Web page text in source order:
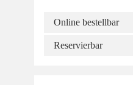
Online bestellbar
Reservierbar